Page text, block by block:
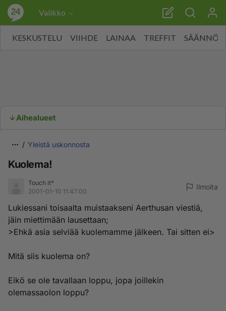
Valikko
KESKUSTELU VIIHDE LAINAA TREFFIT SÄÄNNÖT
Aihealueet
Yleistä uskonnosta
Kuolema!
Touch it*
2001-01-10 11:47:00
Ilmoita
Lukiessani toisaalta muistaakseni Aerthusan viestiä,
jäin miettimään lausettaan;
>Ehkä asia selviää kuolemamme jälkeen. Tai sitten ei>
Mitä siis kuolema on?
Eikö se ole tavallaan loppu, jopa joillekin
olemassaolon loppu?